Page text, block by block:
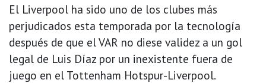
El Liverpool ha sido uno de los clubes más
perjudicados esta temporada por la tecnología
después de que el VAR no diese validez a un gol
legal de Luis Díaz por un inexistente fuera de
juego en el Tottenham Hotspur-Liverpool.